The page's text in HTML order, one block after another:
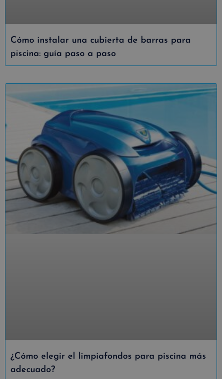
Cómo instalar una cubierta de barras para
piscina: guía paso a paso
¿Cómo elegir el limpiafondos para piscina más
adecuado?